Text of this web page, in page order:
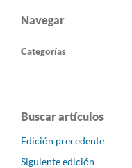
Navegar
Categorías
Buscar artículos
Edición precedente
Siguiente edición